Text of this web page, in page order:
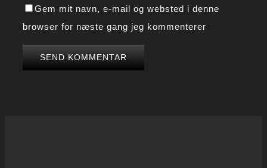
Gem mit navn, e-mail og websted i denne
browser for næste gang jeg kommenterer